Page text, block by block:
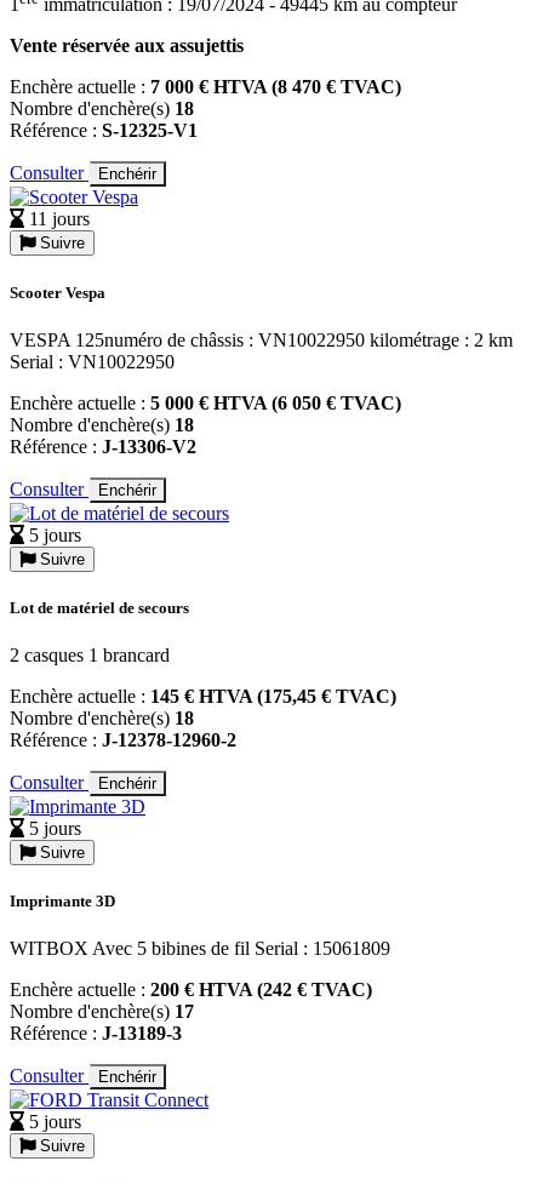
immatriculation : 19/07/2024 - 49445 km au compteur
Vente réservée aux assujettis
Enchère actuelle : 7 000 € HTVA (8 470 € TVAC)
Nombre d'enchère(s) 18
Référence : S-12325-V1
Consulter Enchérir
11 jours
Suivre
Scooter Vespa
VESPA 125numéro de châssis : VN10022950 kilométrage : 2 km
Serial : VN10022950
Enchère actuelle : 5 000 € HTVA (6 050 € TVAC)
Nombre d'enchère(s) 18
Référence : J-13306-V2
Consulter Enchérir
5 jours
Suivre
Lot de matériel de secours
2 casques 1 brancard
Enchère actuelle : 145 € HTVA (175,45 € TVAC)
Nombre d'enchère(s) 18
Référence : J-12378-12960-2
Consulter Enchérir
5 jours
Suivre
Imprimante 3D
WITBOX Avec 5 bibines de fil Serial : 15061809
Enchère actuelle : 200 € HTVA (242 € TVAC)
Nombre d'enchère(s) 17
Référence : J-13189-3
Consulter Enchérir
5 jours
Suivre